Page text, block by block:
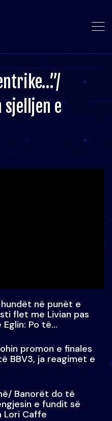
sjelljen e
në punët e
flet me Livian pas
Po të
promon e finales
BBV3, ja reagimet e
Banorët do të
e fundit së
Lori Caffe